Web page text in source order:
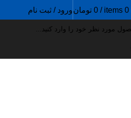
items 0
/
0 تومانورود / ثبت نام